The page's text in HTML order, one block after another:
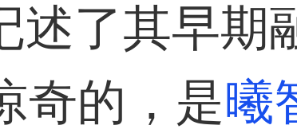
了其早期
奇的，是曦